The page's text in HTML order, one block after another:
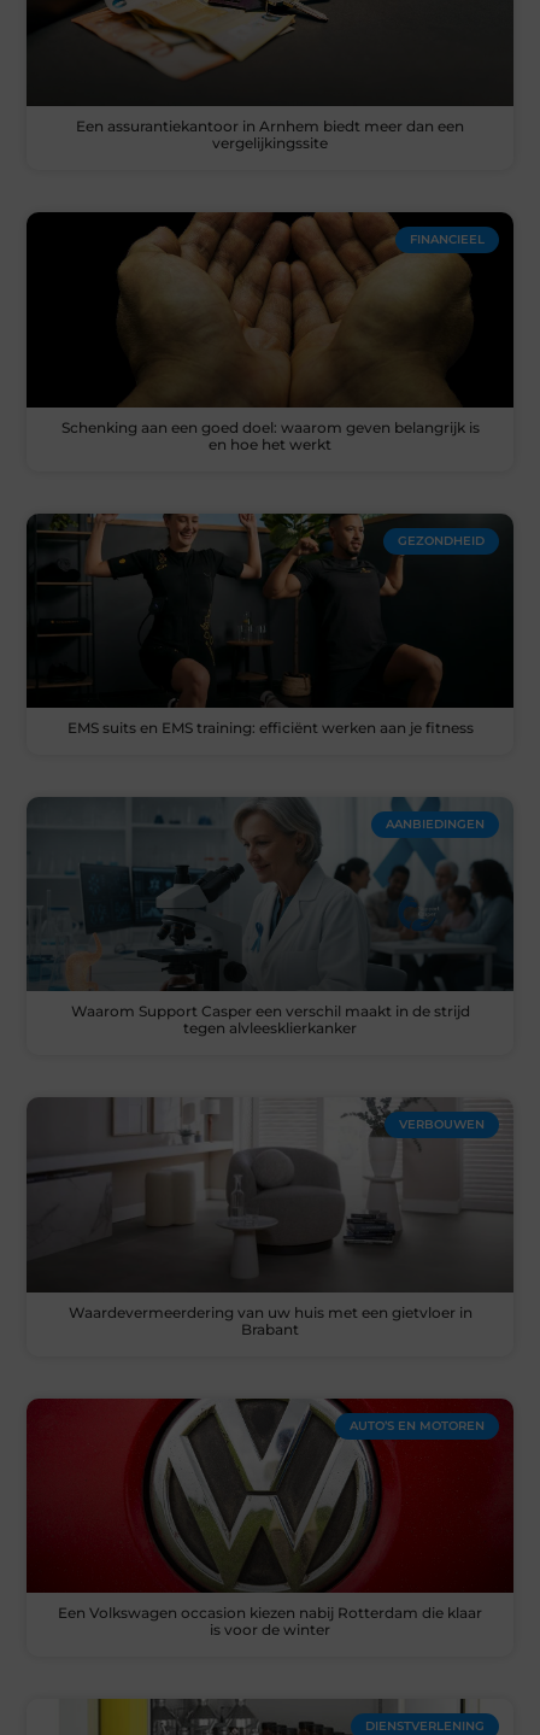
Een assurantiekantoor in Arnhem biedt meer dan een
vergelijkingssite
FINANCIEEL
Schenking aan een goed doel: waarom geven belangrijk is
en hoe het werkt
GEZONDHEID
EMS suits en EMS training: efficiënt werken aan je fitness
AANBIEDINGEN
Waarom Support Casper een verschil maakt in de strijd
tegen alvleesklierkanker
VERBOUWEN
Waardevermeerdering van uw huis met een gietvloer in
Brabant
AUTO’S EN MOTOREN
Een Volkswagen occasion kiezen nabij Rotterdam die klaar
is voor de winter
DIENSTVERLENING